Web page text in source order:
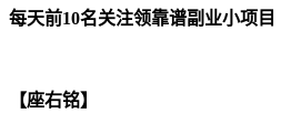
每天前10名关注领靠谱副业小项目
【座右铭】